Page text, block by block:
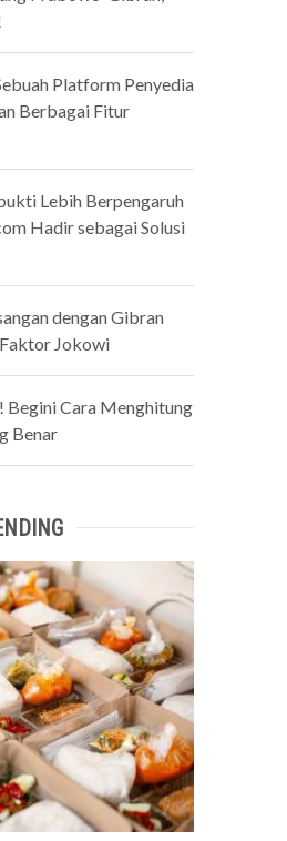
Platform Penyedia
Berbagai Fitur
Lebih Berpengaruh
Hadir sebagai Solusi
dengan Gibran
Jokowi
Begini Cara Menghitung
Benar